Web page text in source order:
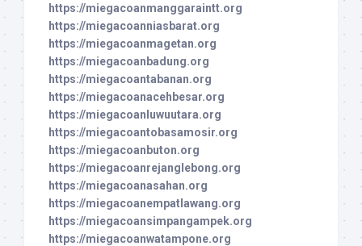
https://miegacoanmanggaraintt.org
https://miegacoanniasbarat.org
https://miegacoanmagetan.org
https://miegacoanbadung.org
https://miegacoantabanan.org
https://miegacoanacehbesar.org
https://miegacoanluwuutara.org
https://miegacoantobasamosir.org
https://miegacoanbuton.org
https://miegacoanrejanglebong.org
https://miegacoanasahan.org
https://miegacoanempatlawang.org
https://miegacoansimpangampek.org
https://miegacoanwatampone.org